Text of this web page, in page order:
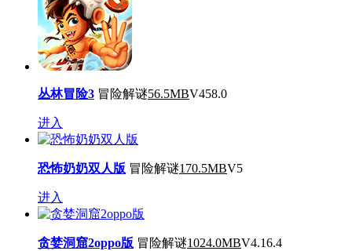
丛林冒险3 冒险解谜56.5MBV458.0
进入
恐怖奶奶双人版 冒险解谜170.5MBV5
进入
贪婪洞窟2oppo版 冒险解谜1024.0MBV4.16.4